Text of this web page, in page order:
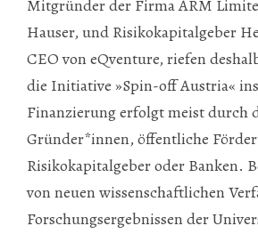
Mitgründer der Firma ARM
Hauser, und Risikokapitalgeber
CEO von eQventure, riefen
die Initiative »Spin-off Austria«
Finanzierung erfolgt meist durch
Gründer*innen, öffentliche
Risikokapitalgeber oder Banken.
von neuen wissenschaftlichen
Forschungsergebnissen der